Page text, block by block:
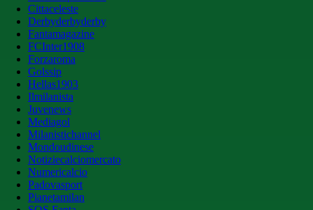
Cittaceleste
Derbyderbyderby
Fantamagazine
FCInter1908
Forzaroma
Golssip
Hellas1903
Ilmilanista
Juvenews
Mediagol
Milanistichannel
Mondoudinese
Notiziecalciomercato
Numericalcio
Padovasport
Pianetamilan